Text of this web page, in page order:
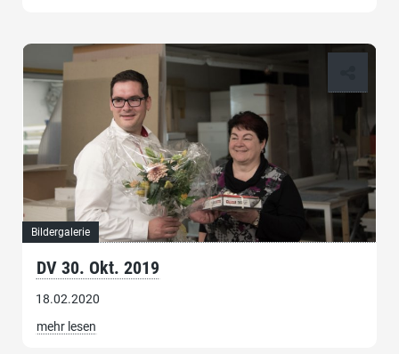
Bildergalerie
DV 30. Okt. 2019
18.02.2020
mehr lesen